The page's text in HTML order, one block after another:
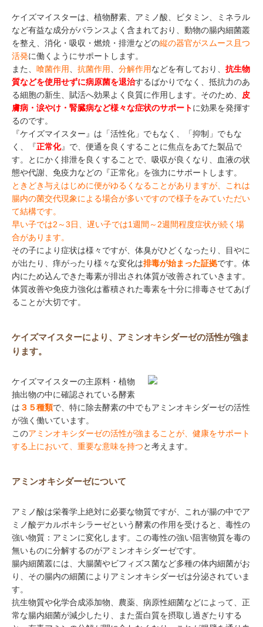
ケイズマイスターは、植物酵素、アミノ酸、ビタミン、ミネラル
など有益な成分がバランスよく含まれており、動物の腸内細菌叢
を整え、消化・吸収・燃焼・排泄などの縦の器官がスムース且つ
活発に働くようにサポートします。
また、 喰菌作用 抗菌作用 分解作用などを有しており、 抗生物
質などを使用せずに病原菌を退治するばかりでなく、抵抗力のあ
る細胞の新生、賦活へ効果よく良質に作用します。そのため、
皮
膚病・涙やけ・腎臓病など様々な症状のサポートに効果を発揮す
るのです。
『ケイズマイスター』は「活性化」でもなく、「抑制」でもな
く、『正常化』で、便通を良くすることに焦点をあてた製品で
す。とにかく排泄を良くすることで、吸収が良くなり、血液の状
態や代謝、免疫力などの『正常化』を強力にサポートします。
ときどき与えはじめに便がゆるくなることがありますが、これは
腸内の菌交代現象による場合が多いですので様子をみていただい
て結構です。
早い子では2～3日、遅い子では1週間～2週間程度症状が続く場
合があります。
その子により症状は様々ですが、体臭がひどくなったり、目やに
が出たり、痒がったり様々な変化は排毒が始まった証拠です。体
内にため込んできた毒素が排出され体質が改善されていきます。
体質改善や免疫力強化は蓄積された毒素を十分に排毒させてあげ
ることが大切です。
ケイズマイスターにより、アミンオキシダーゼの活性が強ま
ります。
ケイズマイスターの主原料・植物
抽出物の中に確認されている酵素
は ３５種類で、特に除去酵素の中でもアミンオキシダーゼの活性
が強く働いています。
このアミンオキシダーゼの活性が強まることが、健康をサポート
する上において、重要な意味を持つと考えます。
アミンオキシダーゼについて
アミノ酸は栄養学上絶対に必要な物質ですが、これが腸の中でア
ミノ酸デカルボキシラーゼという酵素の作用を受けると、毒性の
強い物質：アミンに変化します。この毒性の強い阻害物質を毒の
無いものに分解するのがアミンオキシダーゼです。
腸内細菌叢には、大腸菌やビフィズス菌など多種の体内細菌がお
り、その腸内の細菌によりアミンオキシダーゼは分泌されていま
す。
抗生物質や化学合成添加物、農薬、病原性細菌などによって、正
常な腸内細菌が減少したり、また蛋白質を摂取し過ぎたりする